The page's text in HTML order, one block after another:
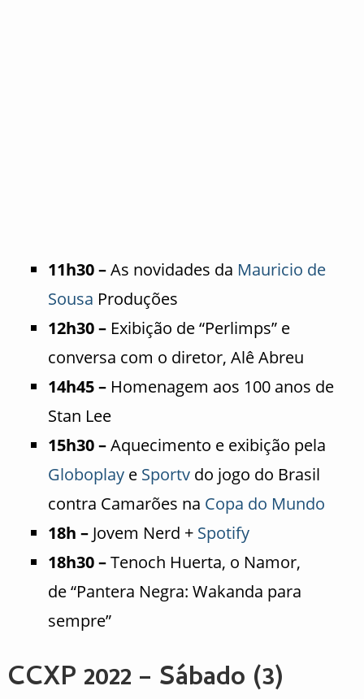
11h30 –As novidades da Mauricio de
Sousa Produções
12h30 –Exibição de “Perlimps” e
conversa com o diretor, Alê Abreu
14h45 –Homenagem aos 100 anos de
Stan Lee
15h30 –Aquecimento e exibição pela
Globoplaye Sportvdo jogo do Brasil
contra Camarões na Copa do Mundo
18h –Jovem Nerd + Spotify
18h30 –Tenoch Huerta, o Namor,
de “Pantera Negra: Wakanda para
sempre”
CCXP 2022 – Sábado (3)